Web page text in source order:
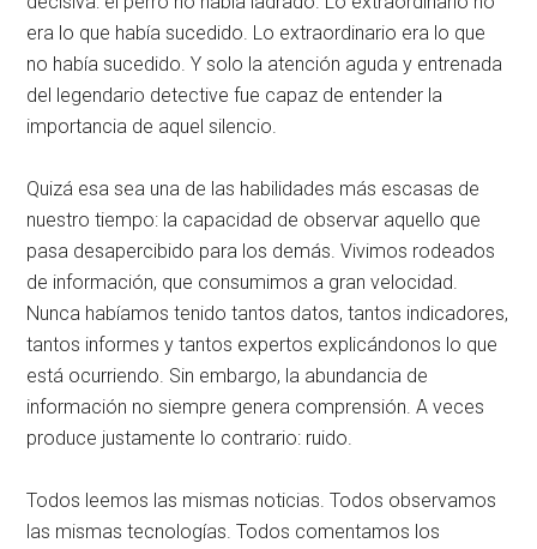
era lo que había sucedido. Lo extraordinario era lo que
no había sucedido. Y solo la atención aguda y entrenada
del legendario detective fue capaz de entender la
importancia de aquel silencio.
Quizá esa sea una de las habilidades más escasas de
nuestro tiempo: la capacidad de observar aquello que
pasa desapercibido para los demás. Vivimos rodeados
de información, que consumimos a gran velocidad.
Nunca habíamos tenido tantos datos, tantos indicadores,
tantos informes y tantos expertos explicándonos lo que
está ocurriendo. Sin embargo, la abundancia de
información no siempre genera comprensión. A veces
produce justamente lo contrario: ruido.
Todos leemos las mismas noticias. Todos observamos
las mismas tecnologías. Todos comentamos los